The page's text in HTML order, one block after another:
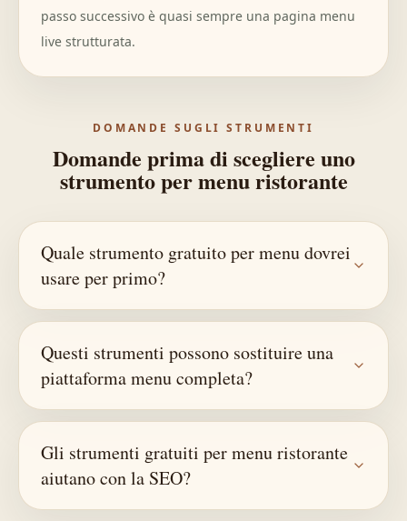
passo successivo è quasi sempre una pagina menu
live strutturata.
DOMANDE SUGLI STRUMENTI
Domande prima di scegliere uno
strumento per menu ristorante
Quale strumento gratuito per menu dovrei
usare per primo?
Questi strumenti possono sostituire una
piattaforma menu completa?
Gli strumenti gratuiti per menu ristorante
aiutano con la SEO?